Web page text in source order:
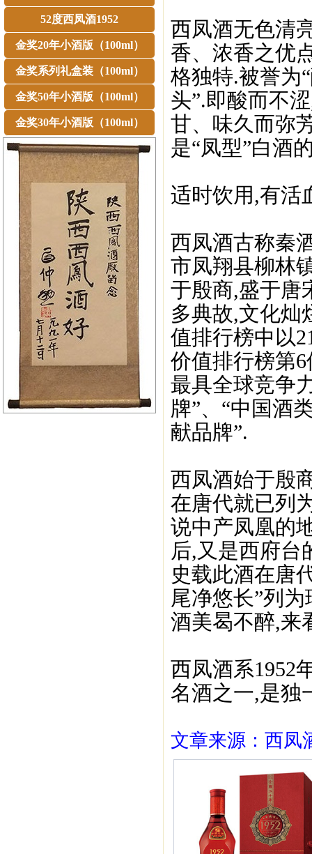
52度西凤酒1952
金奖20年小酒版（100ml）
金奖系列礼盒装（100ml）
金奖50年小酒版（100ml）
金奖30年小酒版（100ml）
西凤酒无色清
香、浓香之优
格独特.被誉为
头”.即酸而不
甘、味久而弥
是“凤型”白酒
适时饮用,有活
西凤酒古称秦
市凤翔县柳林
于殷商,盛于唐
多典故,文化灿
值排行榜中以
价值排行榜第
最具全球竞争
牌”、“中国酒
献品牌”.
西凤酒始于殷
在唐代就已列
说中产凤凰的
后,又是西府台
史载此酒在唐
尾净悠长”列
酒美曷不醉,来
西凤酒系1952
名酒之一,是独
文章来源：西凤